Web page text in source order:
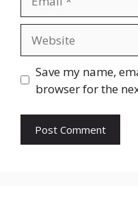
Save my name,
browser for the